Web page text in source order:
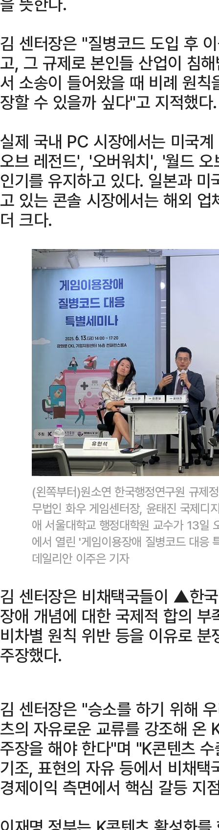
김 센터장은 "질병코드 도입 후
고, 그 규제로 본인들 산업이 침
서 소송이 들어왔을 때 비례 원
장할 수 있을까 싶다"고 지적했다.
실제 국내 PC 시장에서는 미국
오브 레전드', '오버워치', '월드
인기를 유지하고 있다. 일본과
고 있는 콘솔 시장에서는 해외
더 크다.
(왼쪽부터)원소연 한국행정연구원 규제
무법인 화우 게임센터장, 윤태진 국제디
애 서울대학교 행정대학원 교수가 13일
에서 열린 '게임이용장애 질병코드 대
데일리안 이주은 기자
김 센터장은 비채택국들이 ▲한
장애 개념에 대한 국제적 합의
비차별 원칙 위반 등을 이유로
주장했다.
김 센터장은 "승소를 하기 위해
츠의 자유로운 교류를 강조해 온
주장을 해야 한다"며 "K콘텐츠
기조, 표현의 자유 등에서 비채
경제이익 측면에서 핵심 갈등 지